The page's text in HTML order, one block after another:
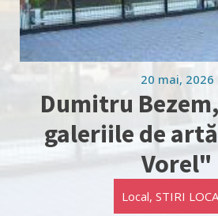
20 mai, 2026
Dumitru
galeriile de
Vorel"
Local, STIRI